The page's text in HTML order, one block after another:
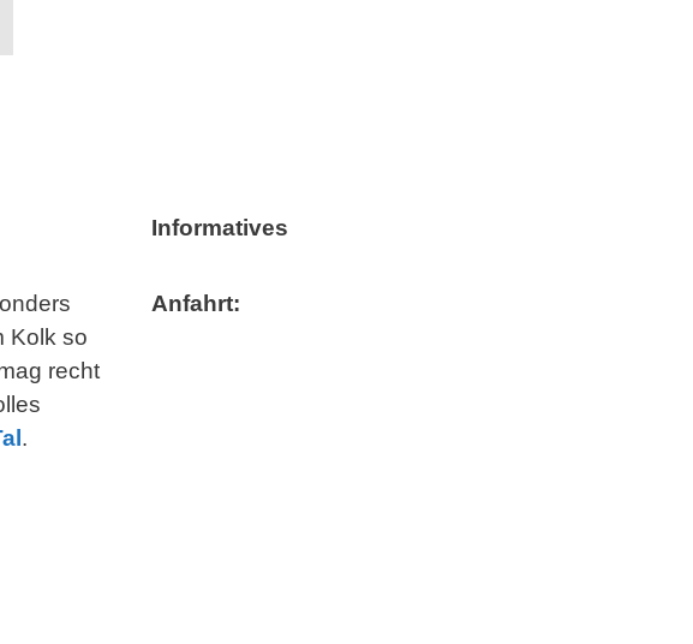
Kolk so
recht
.
Informatives
Anfahrt: